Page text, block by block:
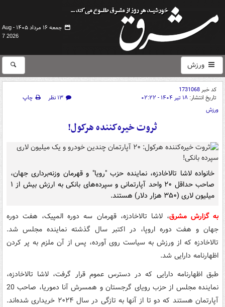
جمعه ۱۶ مرداد ۱۴۰۵ -
Aug
7 2026
ورزش
کد خبر1731068
تاریخ انتشار: ۱۸ تیر ۱۴۰۴ - ۰۲:۲۲ ۱۳ نظر
چاپ
ورزش
ثروت خیره‌کننده هرکول!
خانواده لاشا تالاخادزه، نماینده حزب "رویا" و قهرمان وزنه‌برداری جهان،
صاحب حداقل ۲۰ واحد آپارتمانی و سپرده‌های بانکی به ارزش بیش از ۱
میلیون لاری (۳۵۰ هزار دلار) هستند.
به گزارش مشرق، لاشا تالاخادزه، قهرمان سه دوره المپیک، هفت دوره
جهان و هفت دوره اروپا، در اکتبر سال گذشته نماینده مجلس شد.
تالاخادزه که از ورزش به سیاست روی آورده، پس از آن ملزم به پر کردن
اظهارنامه دارایی شد.
طبق اظهارنامه دارایی که در دسترس عموم قرار گرفت، لاشا تالاخادزه،
نماینده مجلس از حزب رویای گرجستان و همسرش آنا دموریا، صاحب 20
آپارتمان هستند که دو تا از آنها به تازگی در سال ۲۰۲۴ خریداری شده‌اند.